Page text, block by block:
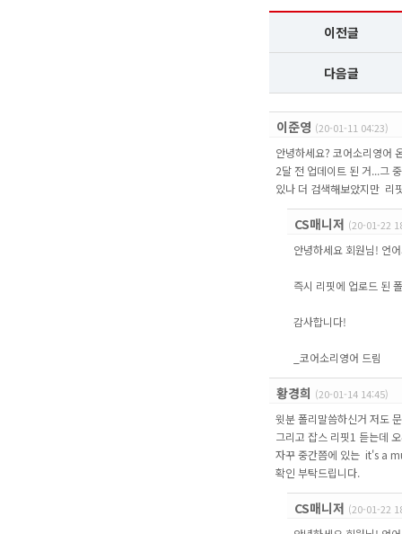
이전글
다음글
이준영 (20-01-11 04:23)
안녕하세요? 코어소리영어
2달 전 업데이트 된 거...그
있나 더 검색해보았지만 리
CS매니저 (20-01-22
안녕하세요 회원님! 언
즉시 리핏에 업로드 된
감사합니다!
_코어소리영어 드림
황경희 (20-01-14 14:45)
윗분 폴리말씀하신거 저도
그리고 잡스 리핏1 듣는데
자꾸 중간쯤에 있는 it's a
확인 부탁드립니다.
CS매니저 (20-01-22